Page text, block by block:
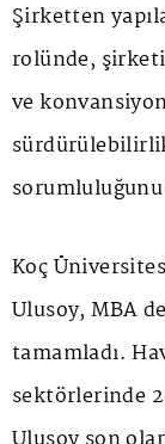
Şirketten
rolünde,
ve
Koç
Ulusoy, MBA
tamamladı.
sektörlerinde